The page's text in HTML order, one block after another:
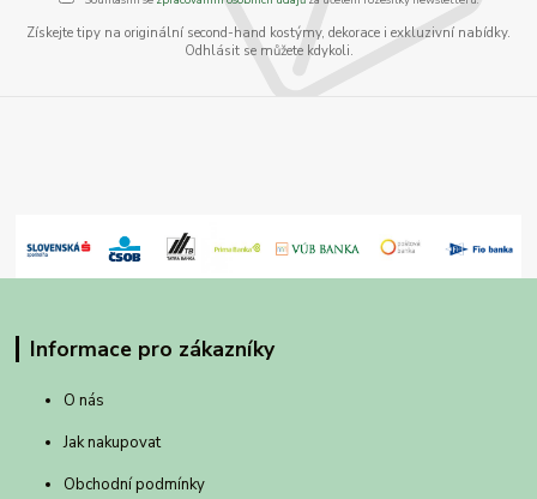
Získejte tipy na originální second-hand kostýmy, dekorace i exkluzivní nabídky.
Odhlásit se můžete kdykoli.
Informace pro zákazníky
O nás
Jak nakupovat
Obchodní podmínky